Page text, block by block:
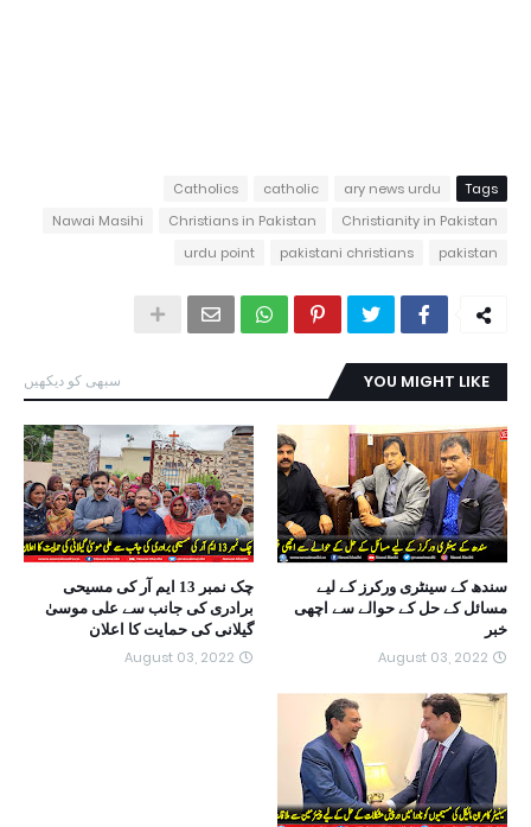
Tags
ary news urdu
catholic
Catholics
Christianity in Pakistan
Christians in Pakistan
Nawai Masihi
pakistan
pakistani christians
urdu point
YOU MIGHT LIKE سبھی کو دیکھیں
سندھ کے سینٹری ورکرز کے لیے
مسائل کے حل کے حوالے سے اچھی
خبر
August 03, 2022
چک نمبر 13 ایم آر کی مسیحی
برادری کی جانب سے علی موسیٰ
گیلانی کی حمایت کا اعلان
August 03, 2022